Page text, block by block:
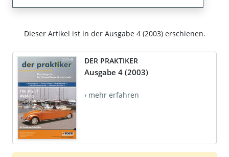
Dieser Artikel ist in der Ausgabe 4 (2003) erschienen.
DER PRAKTIKER
Ausgabe 4 (2003)
› mehr erfahren